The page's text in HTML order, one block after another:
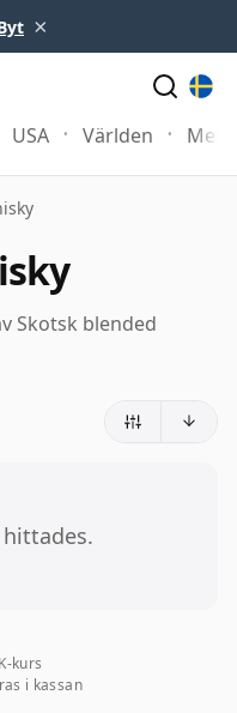
×
USA Världen Mer
Skotsk blended
kurs
i kassan